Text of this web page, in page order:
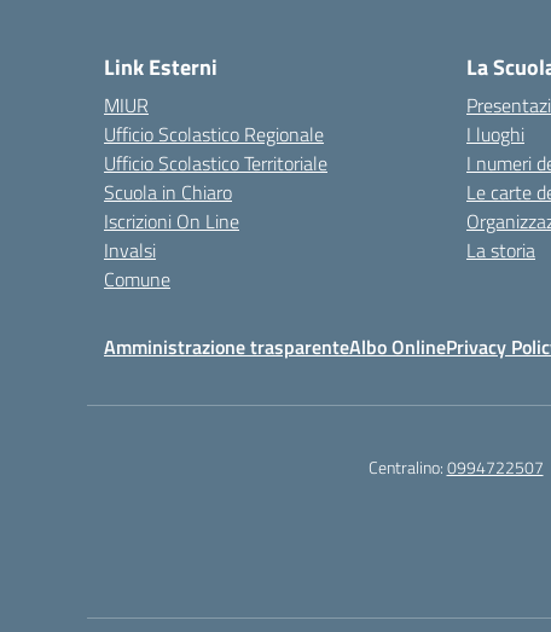
Link Esterni
MIUR
Ufficio Scolastico Regionale
Ufficio Scolastico Territoriale
Scuola in Chiaro
Iscrizioni On Line
Invalsi
Comune
La
I luoghi
I numeri
Le carte
La storia
Amministrazione trasparenteAlbo OnlinePrivacy
Centralino:0994722507